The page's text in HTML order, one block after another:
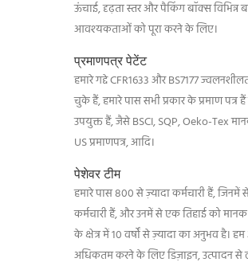
ऊंचाई, दृढ़ता स्तर और पैकिंग बॉक्स विभिन्न
आवश्यकताओं को पूरा करने के लिए।
प्रमाणपत्र पेटेंट
हमारे गद्दे CFR1633 और BS7177
चुके हैं, हमारे पास सभी प्रकार के प्रमाण पत्र
उपयुक्त हैं, जैसे BSCI, SQP, Oeko-Tex
US प्रमाणपत्र, आदि।
पेशेवर टीम
हमारे पास 800 से ज़्यादा कर्मचारी हैं,
कर्मचारी हैं, और उनमें से एक तिहाई को
के क्षेत्र में 10 वर्षों से ज़्यादा का अनुभव है।
अधिकतम करने के लिए डिज़ाइन, उत्पादन से